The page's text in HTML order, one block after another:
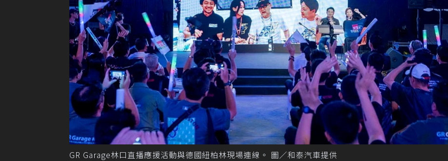
GR Garage林口直播應援活動與德國紐柏林現場連線。 圖／和泰汽車提供